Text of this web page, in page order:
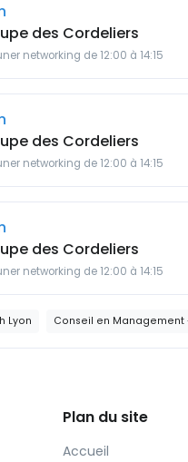
des Cordeliers
networking de 12:00 à 14:15
des Cordeliers
networking de 12:00 à 14:15
des Cordeliers
networking de 12:00 à 14:15
Lyon Conseil en Management
Plan du site
Accueil